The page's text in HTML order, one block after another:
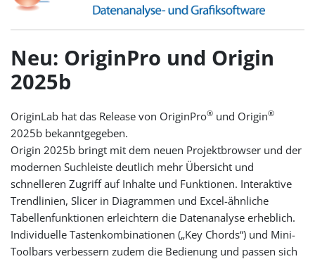
Neu: OriginPro und Origin
2025b
OriginLab hat das Release von OriginPro® und Origin®
2025b bekanntgegeben.
Origin 2025b bringt mit dem neuen Projektbrowser und der
modernen Suchleiste deutlich mehr Übersicht und
schnelleren Zugriff auf Inhalte und Funktionen. Interaktive
Trendlinien, Slicer in Diagrammen und Excel-ähnliche
Tabellenfunktionen erleichtern die Datenanalyse erheblich.
Individuelle Tastenkombinationen („Key Chords“) und Mini-
Toolbars verbessern zudem die Bedienung und passen sich